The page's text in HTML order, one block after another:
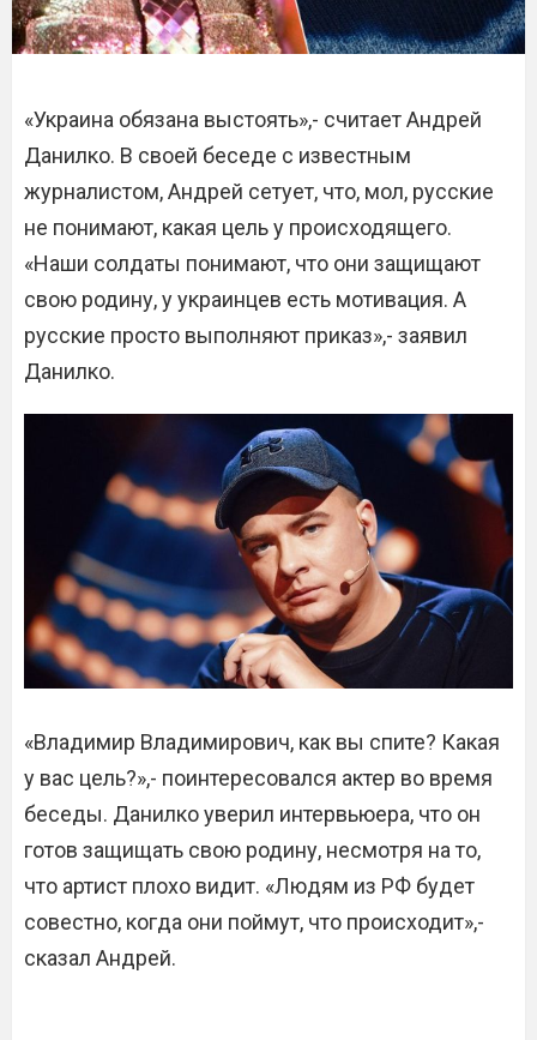
«Украина обязана выстоять»,- считает Андрей
Данилко. В своей беседе с известным
журналистом, Андрей сетует, что, мол, русские
не понимают, какая цель у происходящего.
«Наши солдаты понимают, что они защищают
свою родину, у украинцев есть мотивация. А
русские просто выполняют приказ»,- заявил
Данилко.
«Владимир Владимирович, как вы спите? Какая
у вас цель?»,- поинтересовался актер во время
беседы. Данилко уверил интервьюера, что он
готов защищать свою родину, несмотря на то,
что артист плохо видит. «Людям из РФ будет
совестно, когда они поймут, что происходит»,-
сказал Андрей.